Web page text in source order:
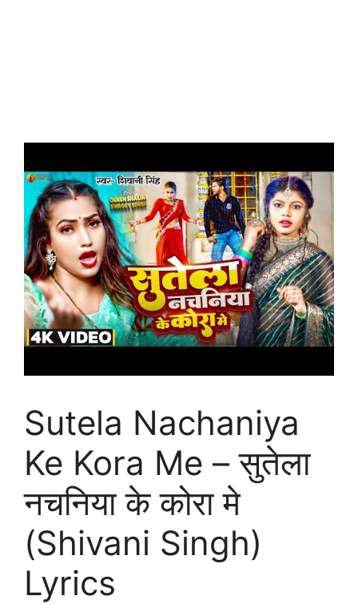
Sutela Nachaniya
Ke Kora Me – सुतेला
नचनिया के कोरा मे
(Shivani Singh)
Lyrics